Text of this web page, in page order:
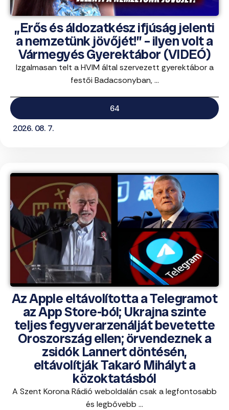
„Erős és áldozatkész ifjúság jelenti
a nemzetünk jövőjét!” – ilyen volt a
Vármegyés Gyerektábor (VIDEÓ)
Izgalmasan telt a HVIM által szervezett gyerektábor a
festői Badacsonyban, ...
64
2026. 08. 7.
Az Apple eltávolította a Telegramot
az App Store-ból; Ukrajna szinte
teljes fegyverarzenálját bevetette
Oroszország ellen; örvendeznek a
zsidók Lannert döntésén,
eltávolítják Takaró Mihályt a
közoktatásból
A Szent Korona Rádió weboldalán csak a legfontosabb
és legbővebb ...